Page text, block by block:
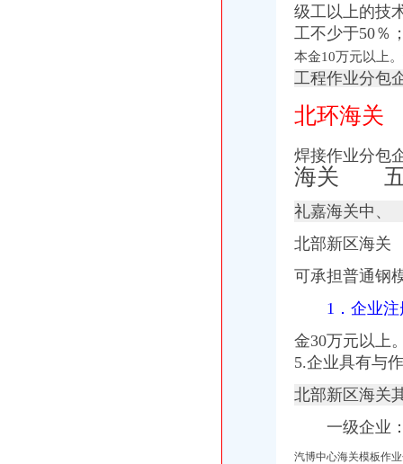
梧州写字楼：国龙财富中心115方写字楼3000蚊-梧州爱问分类
星海华庭,金平汕头市珠江路海关大楼斜对面-汕头星海华庭二手房、
龙湖区租房珠江路山路星海华庭1房2田园风格有厨房和台,龙湖
北部新区酒店公寓购买,重庆北部新区酒店公寓购买二手房房源-重庆
王鸿举市长在2003年北部新区开发建设工作会议上的讲话doc下载_爱
京滨城际铁路北部新区站将成重要交通枢纽-数据-天津乐居网
重庆海关商检法律咨询律师_重庆海关商检法律咨询在线律师_重庆海关
“引进来”和“走出去”协调发展深化内陆开放--重庆视窗--人民网
高位“嫁接”发展新兴产业重庆两江新区索内陆开放发展新路-龙源
重庆海关优化监管服务助力“渝新欧”货运量翻番|重庆|海关_云浮时刻
重庆海关2011年度考录第二批拟录用人员公示_吉林中公教育
级工以上的技
工不少于50％
本金10万元以上。
工程作业分包
北环海
焊接作业分包
海关 五
礼嘉海关中、
北部新区海
可承担普通
1．企业注
金30万元以
5.企业具有与
北部新区海关
一级企业
汽博中心海关模板